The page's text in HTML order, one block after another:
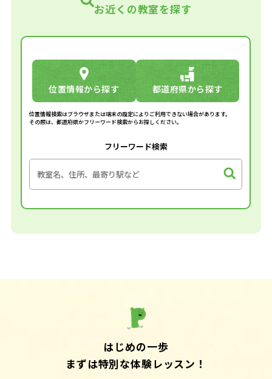
お近くの教室を探す
位置情報から探す 都道府県から探す
位置情報検索はブラウザまたは端末の設定によりご利用できない場合があります。
その際は、都道府県かフリーワード検索からお探しください。
フリーワード検索
はじめの一歩
まずは特別な体験レッスン！